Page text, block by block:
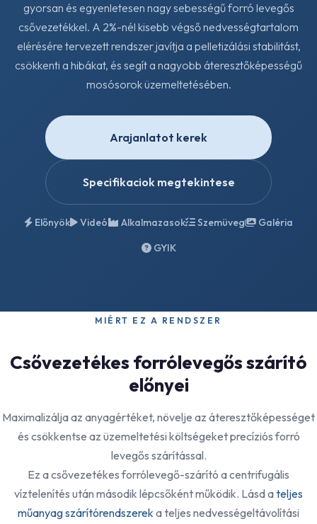
gyorsan és egyenletesen nagy sebességű forró levegős
csővezetékkel. A 2%-nél kisebb végső nedvességtartalom
elérésére tervezett rendszer javítja a pelletizálási stabilitást,
csökkenti a hibákat, és segít a nagyobb áteresztőképességű
mosósorok üzemeltetésében.
Arajanlatot kerek
Specifikaciok megtekintese
Előnyök Videó Alkalmazasok Szemüveg
Galéria
GYIK
MIÉRT EZ A RENDSZER
Csővezetékes forrólevegős szárító
előnyei
Maximalizálja az anyagértéket, növelje az áteresztőképességet
és csökkentse az üzemeltetési költségeket precíziós forró
levegős szárítással.
Ez a csővezetékes forrólevegő-szárító a centrifugális
víztelenítés után második lépcsőként működik. Lásd ateljes
műanyag szárítórendszerek a teljes nedvességeltávolítási